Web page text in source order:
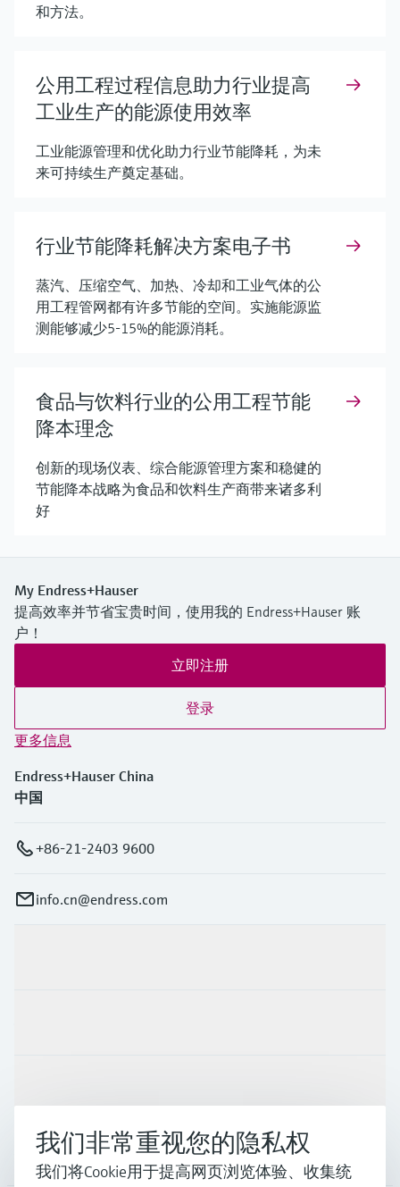
和方法。
公用工程过程信息助力行业提高
工业生产的能源使用效率
工业能源管理和优化助力行业节能降耗，为未
来可持续生产奠定基础。
行业节能降耗解决方案电子书
蒸汽、压缩空气、加热、冷却和工业气体的公
用工程管网都有许多节能的空间。实施能源监
测能够减少5-15%的能源消耗。
食品与饮料行业的公用工程节能
降本理念
创新的现场仪表、综合能源管理方案和稳健的
节能降本战略为食品和饮料生产商带来诸多利
好
My Endress+Hauser
提高效率并节省宝贵时间，使用我的 Endress+Hauser 账
户！
立即注册
登录
更多信息
Endress+Hauser China
中国
+86-21-2403 9600
info.cn@endress.com
公司我们非常重视您的隐私权
我们将Cookie用于提高网页浏览体验、收集统